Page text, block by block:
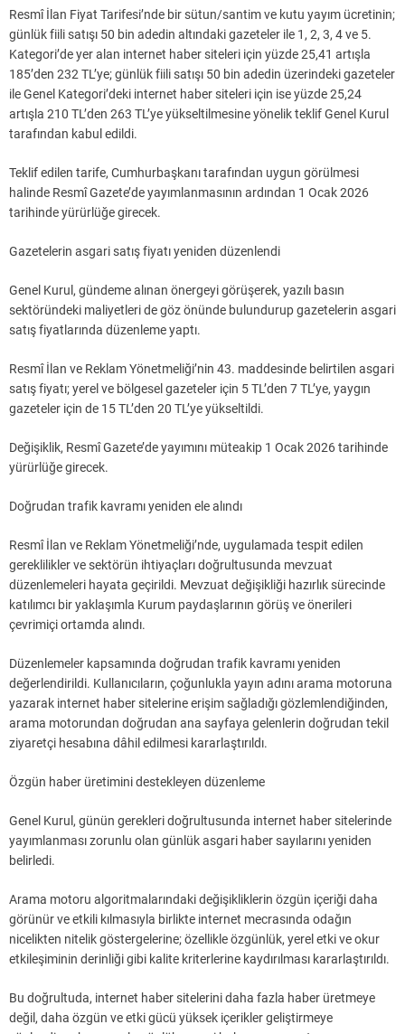
Resmî İlan Fiyat Tarifesi’nde bir sütun/santim ve kutu yayım ücretinin;
günlük fiili satışı 50 bin adedin altındaki gazeteler ile 1, 2, 3, 4 ve 5.
Kategori’de yer alan internet haber siteleri için yüzde 25,41 artışla
185’den 232 TL’ye; günlük fiili satışı 50 bin adedin üzerindeki gazeteler
ile Genel Kategori’deki internet haber siteleri için ise yüzde 25,24
artışla 210 TL’den 263 TL’ye yükseltilmesine yönelik teklif Genel Kurul
tarafından kabul edildi.
Teklif edilen tarife, Cumhurbaşkanı tarafından uygun görülmesi
halinde Resmî Gazete’de yayımlanmasının ardından 1 Ocak 2026
tarihinde yürürlüğe girecek.
Gazetelerin asgari satış fiyatı yeniden düzenlendi
Genel Kurul, gündeme alınan önergeyi görüşerek, yazılı basın
sektöründeki maliyetleri de göz önünde bulundurup gazetelerin asgari
satış fiyatlarında düzenleme yaptı.
Resmî İlan ve Reklam Yönetmeliği’nin 43. maddesinde belirtilen asgari
satış fiyatı; yerel ve bölgesel gazeteler için 5 TL’den 7 TL’ye, yaygın
gazeteler için de 15 TL’den 20 TL’ye yükseltildi.
Değişiklik, Resmî Gazete’de yayımını müteakip 1 Ocak 2026 tarihinde
yürürlüğe girecek.
Doğrudan trafik kavramı yeniden ele alındı
Resmî İlan ve Reklam Yönetmeliği’nde, uygulamada tespit edilen
gereklilikler ve sektörün ihtiyaçları doğrultusunda mevzuat
düzenlemeleri hayata geçirildi. Mevzuat değişikliği hazırlık sürecinde
katılımcı bir yaklaşımla Kurum paydaşlarının görüş ve önerileri
çevrimiçi ortamda alındı.
Düzenlemeler kapsamında doğrudan trafik kavramı yeniden
değerlendirildi. Kullanıcıların, çoğunlukla yayın adını arama motoruna
yazarak internet haber sitelerine erişim sağladığı gözlemlendiğinden,
arama motorundan doğrudan ana sayfaya gelenlerin doğrudan tekil
ziyaretçi hesabına dâhil edilmesi kararlaştırıldı.
Özgün haber üretimini destekleyen düzenleme
Genel Kurul, günün gerekleri doğrultusunda internet haber sitelerinde
yayımlanması zorunlu olan günlük asgari haber sayılarını yeniden
belirledi.
Arama motoru algoritmalarındaki değişikliklerin özgün içeriği daha
görünür ve etkili kılmasıyla birlikte internet mecrasında odağın
nicelikten nitelik göstergelerine; özellikle özgünlük, yerel etki ve okur
etkileşiminin derinliği gibi kalite kriterlerine kaydırılması kararlaştırıldı.
Bu doğrultuda, internet haber sitelerini daha fazla haber üretmeye
değil, daha özgün ve etki gücü yüksek içerikler geliştirmeye